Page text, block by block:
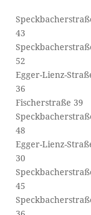
43
52
Egger-Lienz-
36
Fischerstraße 39
48
Egger-Lienz-
30
45